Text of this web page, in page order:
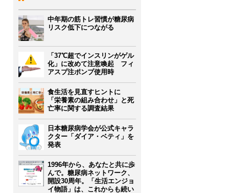
中年期の筋トレ習慣が糖尿病
リスク低下につながる
「37℃超でインスリンがゲル
化」に改めて注意喚起 フィ
アスプ注ポンプ使用時
食生活を見直すヒントに
「栄養素の組み合わせ」と死
亡率に関する調査結果
日本糖尿病学会が公式キャラ
クター「ダイア・ベティ」を
発表
1996年から、あなたと共に歩
んで。糖尿病ネットワーク、
開設30周年。「生活エンジョ
イ物語」は、これからも続い